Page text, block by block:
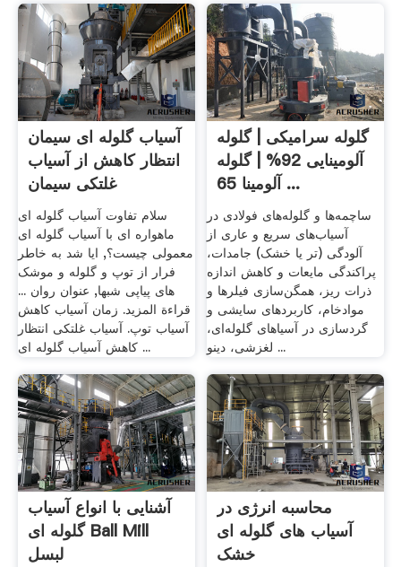
آسیاب گلوله ای سیمان
انتظار کاهش از آسیاب
غلتکی سیمان
سلام تفاوت آسیاب گلوله ای
ماهواره ای با آسیاب گلوله ای
معمولی چیست؟, ایا شد به خاطر
فرار از توپ و گلوله و موشک
های پیاپی شبها, عنوان روان ...
قراءة المزيد. زمان آسیاب کاهش
آسیاب توپ. آسیاب غلتکی انتظار
کاهش آسیاب گلوله ای ...
گلوله سرامیکی | گلوله
آلومینایی 92% | گلوله
آلومینا 65 ...
ساچمه‌ها و گلوله‌های فولادی در
آسیاب‌های سریع و عاری از
آلودگی (تر یا خشک) جامدات،
پراکندگی مایعات و کاهش اندازه
ذرات ریز، همگن‌سازی فیلرها و
موادخام، کاربردهای سایشی و
گردسازی در آسیاهای گلوله‌ای،
لغزشی، دینو ...
آشنایی با انواع آسیاب
گلوله ای Ball Mill
لبسل
محاسبه انرژی در
آسیاب های گلوله ای
خشک